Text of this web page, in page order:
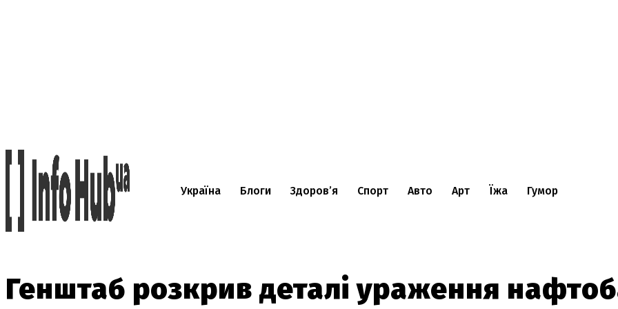
Україна Блоги Здоров’я Спорт Авто Арт Їжа Гумор
Генштаб розкрив деталі ураження